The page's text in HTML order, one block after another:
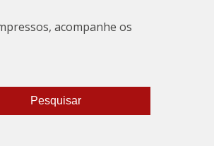
acompanhe os
Pesquisar